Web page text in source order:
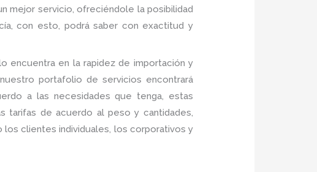
mejor servicio, ofreciéndole la posibilidad
con esto, podrá saber con exactitud y
encuentra en la rapidez de importación y
portafolio de servicios encontrará
a las necesidades que tenga, estas
tarifas de acuerdo al peso y cantidades,
clientes individuales, los corporativos y